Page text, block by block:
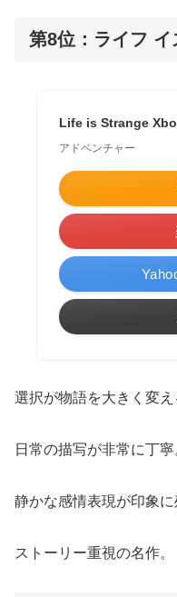
第8位：ライフ
Life is Strange
アドベンチャー
選択が物語を大きく変え
日常の描写が非常に丁寧
静かな感情表現が印象に
ストーリー重視の名作。